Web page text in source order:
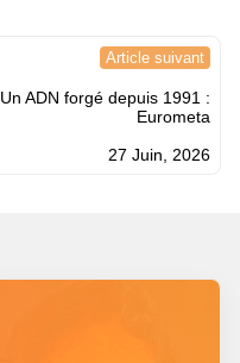
Article suivant
Un ADN forgé depuis 1991 :
Eurometa
27 Juin, 2026